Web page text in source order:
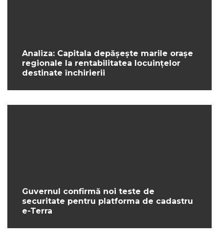
Analiza: Capitala depășește marile orașe
regionale la rentabilitatea locuințelor
destinate închirierii
Guvernul confirmă noi teste de
securitate pentru platforma de cadastru
e-Terra